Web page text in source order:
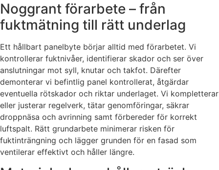
Noggrant förarbete – från
fuktmätning till rätt underlag
Ett hållbart panelbyte börjar alltid med förarbetet. Vi
kontrollerar fuktnivåer, identifierar skador och ser över
anslutningar mot syll, knutar och takfot. Därefter
demonterar vi befintlig panel kontrollerat, åtgärdar
eventuella rötskador och riktar underlaget. Vi kompletterar
eller justerar regelverk, tätar genomföringar, säkrar
droppnäsa och avrinning samt förbereder för korrekt
luftspalt. Rätt grundarbete minimerar risken för
fuktinträngning och lägger grunden för en fasad som
ventilerar effektivt och håller längre.